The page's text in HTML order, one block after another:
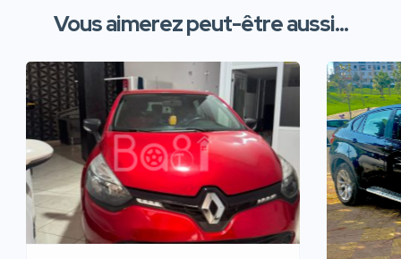
Vous aimerez peut-être aussi...